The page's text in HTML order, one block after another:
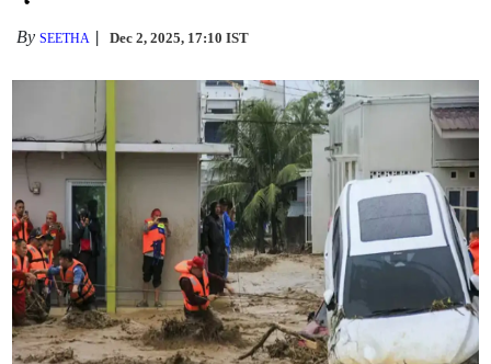
BySEETHA Dec 2, 2025, 17:10 IST